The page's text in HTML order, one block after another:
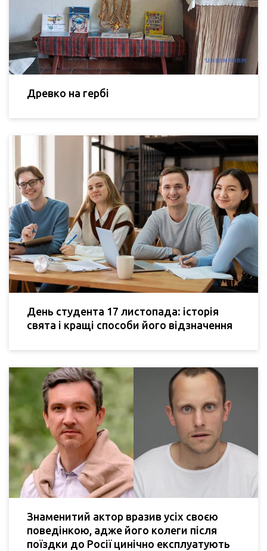
Древко на гербі
День студента 17 листопада: історія
свята і кращі способи його відзначення
Знаменитий актор вразив усіх своєю
поведінкою, адже його колеги після
поїздки до Росії цинічно експлуатують